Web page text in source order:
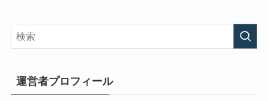
運営者プロフィール